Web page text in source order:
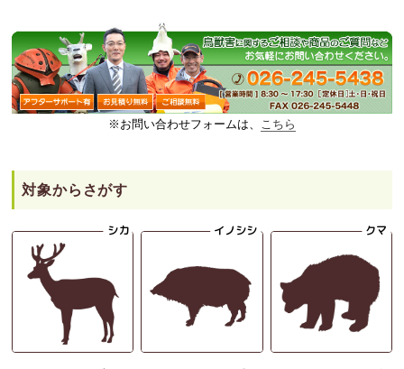
※お問い合わせフォームは、 こちら
対象からさがす